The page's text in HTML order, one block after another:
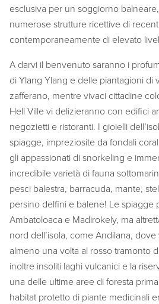
esclusiva per un soggiorno
numerose strutture ricettive di
contemporaneamente di elevato
A darvi il benvenuto saranno i
di Ylang Ylang e delle piantagioni di
zafferano, mentre vivaci cittadine
Hell Ville vi delizieranno con edifici
negozietti e ristoranti. I gioielli
spiagge, impreziosite da fondali
gli appassionati di snorkeling e
incredibile varietà di fauna
pesci balestra, barracuda, mante,
persino delfini e balene! Le spiagge
Ambatoloaca e Madirokely, ma
nord dell’isola, come Andilana,
almeno una volta al rosso tramonto
inoltre insoliti laghi vulcanici e la
una delle ultime aree di foresta
habitat protetto di piante medicinali